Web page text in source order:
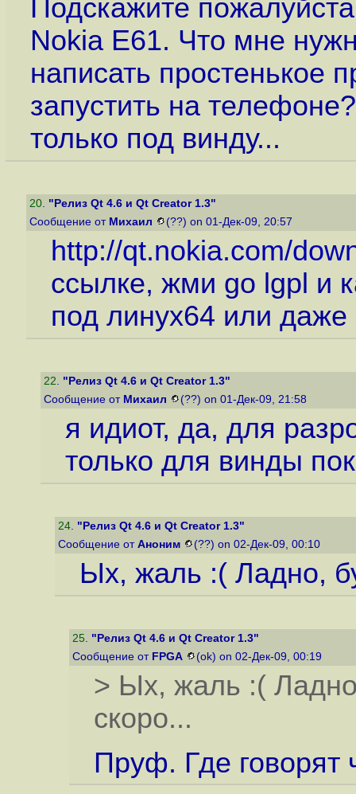
Подскажите
Nokia E61. Что мне
написать простенькое
запустить на
только под винду...
20. "Релиз Qt 4.6 и Qt Creator 1.3"
Сообщение от Михаил (??) on 01-Дек-09, 20:57
http://qt.nokia.com/
ссылке, жми go lgpl и
под линух64 или
22. "Релиз Qt 4.6 и Qt Creator 1.3"
Сообщение от Михаил (??) on 01-Дек-09, 21:58
я идиот, да, для
только для винды
24. "Релиз Qt 4.6 и Qt Creator 1.3"
Сообщение от Аноним (??) on 02-Дек-09, 00:10
Ых, жаль :( Ладно,
25. "Релиз Qt 4.6 и Qt Creator 1.3"
Сообщение от FPGA (ok) on 02-Дек-09, 00:19
> Ых, жаль :(
скоро...
Пруф. Где говорят